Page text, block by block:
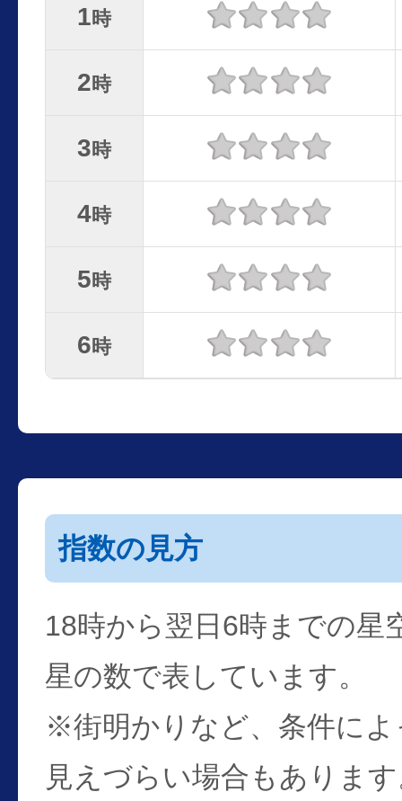
1時
2時
3時
4時
5時
6時
指数の見方
18時から翌日6時までの星
星の数で表しています。
※街明かりなど、条件に
見えづらい場合もありま